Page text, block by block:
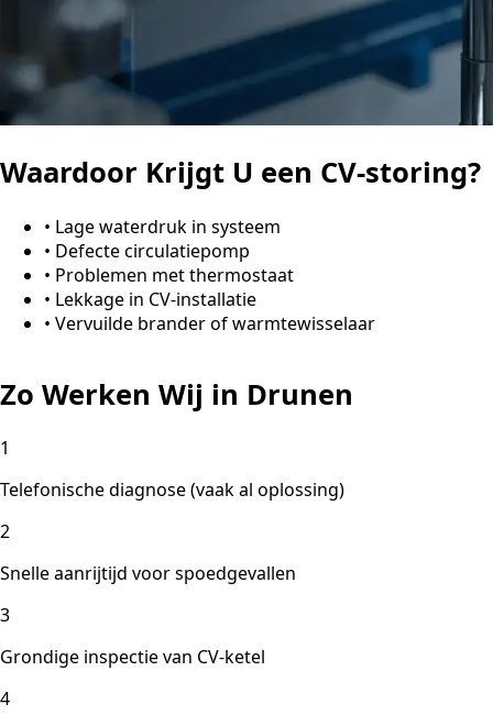
Waardoor Krijgt U een CV-storing?
• Lage waterdruk in systeem
• Defecte circulatiepomp
• Problemen met thermostaat
• Lekkage in CV-installatie
• Vervuilde brander of warmtewisselaar
Zo Werken Wij in Drunen
1
Telefonische diagnose (vaak al oplossing)
2
Snelle aanrijtijd voor spoedgevallen
3
Grondige inspectie van CV-ketel
4